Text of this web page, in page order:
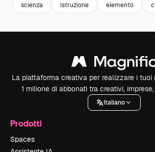
scienza istruzione elemento
La piattaforma creativa per realizzare i tuoi
1 milione di abbonati tra creativi,
Italiano
Prodotti
Spaces